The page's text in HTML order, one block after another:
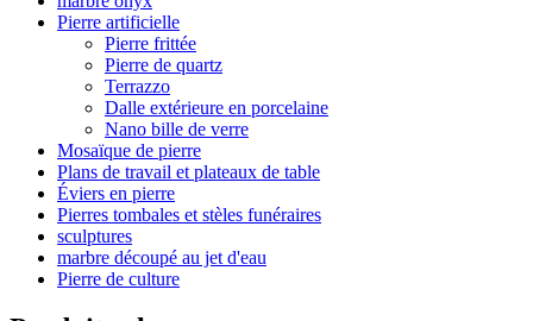
Pierre artificielle
Pierre frittée
Pierre de quartz
Terrazzo
Dalle extérieure en porcelaine
Nano bille de verre
Mosaïque de pierre
Plans de travail et plateaux de table
Éviers en pierre
Pierres tombales et stèles funéraires
sculptures
marbre découpé au jet d'eau
Pierre de culture